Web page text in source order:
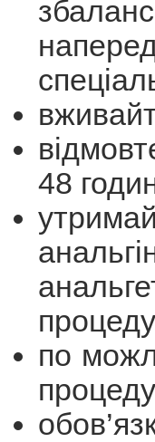
48
по